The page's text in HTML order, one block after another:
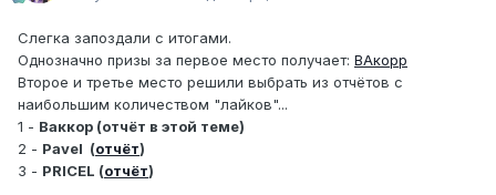
Слегка запоздали с итогами.
Однозначно призы за первое место получает: ВАкорр
Второе и третье место решили выбрать из отчётов с
наибольшим количеством "лайков"...
1 - Ваккор (отчёт в этой теме)
2 - Pavel (отчёт)
3 - PRICEL (отчёт)